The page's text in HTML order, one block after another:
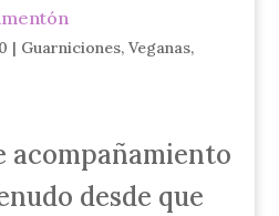
| Guarniciones, Veganas,
acompañamiento
desde que